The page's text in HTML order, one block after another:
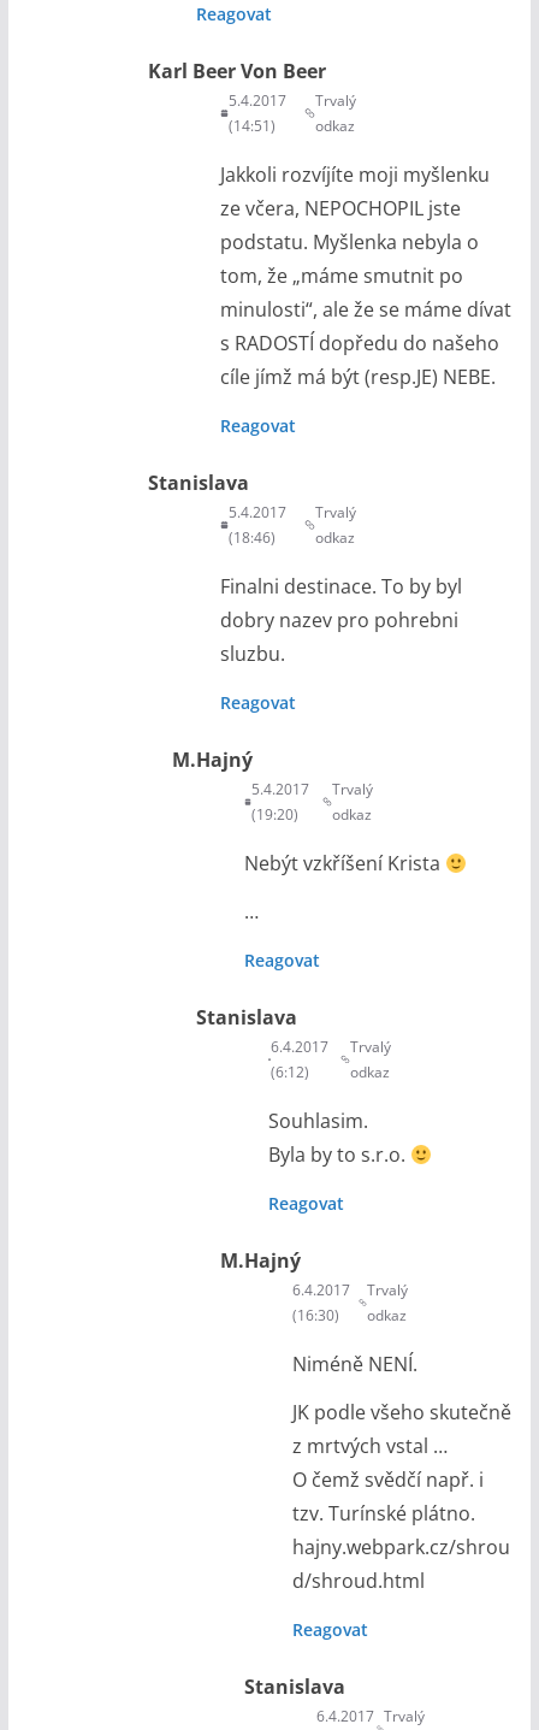
Reagovat
Karl Beer Von Beer
5.4.2017
(14:51)
Trvalý
odkaz
Jakkoli rozvíjíte moji myšlenku
ze včera, NEPOCHOPIL jste
podstatu. Myšlenka nebyla o
tom, že „máme smutnit po
minulosti“, ale že se máme dívat
s RADOSTÍ dopředu do našeho
cíle jímž má být (resp.JE) NEBE.
Reagovat
Stanislava
5.4.2017
(18:46)
Trvalý
odkaz
Finalni destinace. To by byl
dobry nazev pro pohrebni
sluzbu.
Reagovat
M.Hajný
5.4.2017
(19:20)
Trvalý
odkaz
Nebýt vzkříšení Krista
…
Reagovat
Stanislava
6.4.2017
(6:12)
Trvalý
odkaz
Souhlasim.
Byla by to s.r.o.
Reagovat
M.Hajný
6.4.2017
(16:30)
Trvalý
odkaz
Niméně NENÍ.
JK podle všeho skutečně
z mrtvých vstal …
O čemž svědčí např. i
tzv. Turínské plátno.
hajny.webpark.cz/shrou
d/shroud.html
Reagovat
Stanislava
6.4.2017 Trvalý